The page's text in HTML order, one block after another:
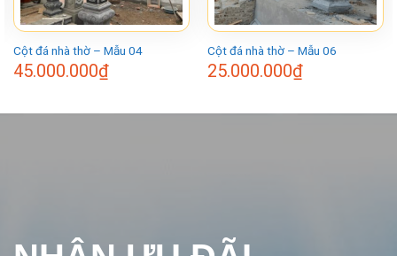
Cột đá nhà thờ – Mẫu 04
45.000.000₫
Cột đá nhà thờ – Mẫu 06
25.000.000₫